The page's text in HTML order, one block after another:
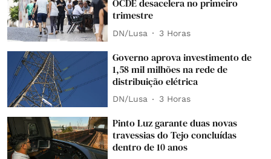
OCDE desacelera no primeiro
trimestre
DN/Lusa 3 Horas
Governo aprova investimento de
1,58 mil milhões na rede de
distribuição elétrica
DN/Lusa 3 Horas
Pinto Luz garante duas novas
travessias do Tejo concluídas
dentro de 10 anos